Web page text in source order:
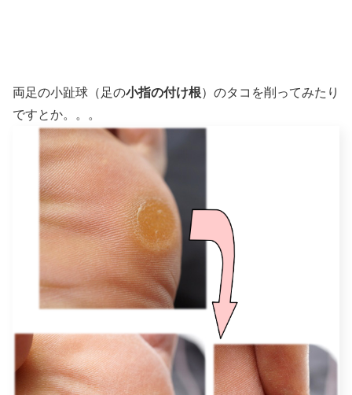
両足の小趾球（足の小指の付け根）のタコを削ってみたり
ですとか。。。